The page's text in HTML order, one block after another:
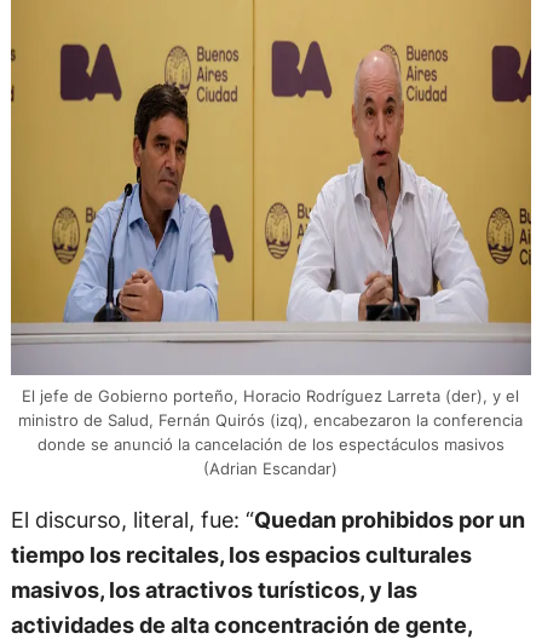
El jefe de Gobierno porteño, Horacio Rodríguez Larreta (der), y el
ministro de Salud, Fernán Quirós (izq), encabezaron la conferencia
donde se anunció la cancelación de los espectáculos masivos
(Adrian Escandar)
El discurso, literal, fue: “Quedan prohibidos por un
tiempo los recitales, los espacios culturales
masivos, los atractivos turísticos, y las
actividades de alta concentración de gente,